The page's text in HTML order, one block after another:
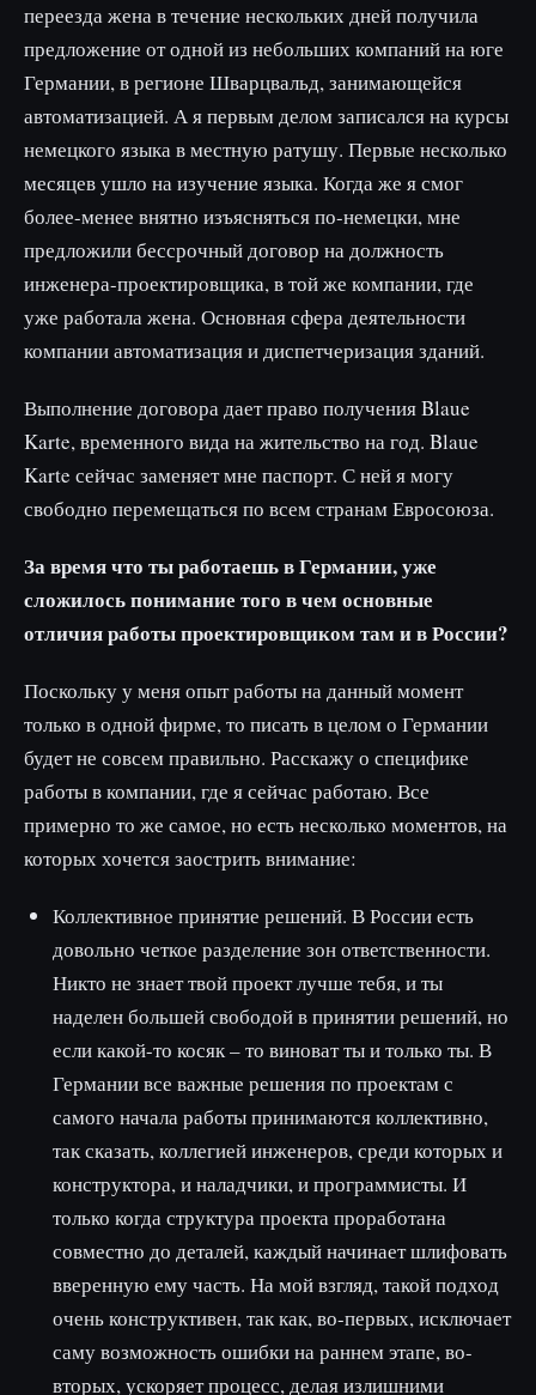
переезда жена в течение нескольких дней получила
предложение от одной из небольших компаний на юге
Германии, в регионе Шварцвальд, занимающейся
автоматизацией. А я первым делом записался на курсы
немецкого языка в местную ратушу. Первые несколько
месяцев ушло на изучение языка. Когда же я смог
более-менее внятно изъясняться по-немецки, мне
предложили бессрочный договор на должность
инженера-проектировщика, в той же компании, где
уже работала жена. Основная сфера деятельности
компании автоматизация и диспетчеризация зданий.
Выполнение договора дает право получения Blaue
Karte, временного вида на жительство на год. Blaue
Karte сейчас заменяет мне паспорт. С ней я могу
свободно перемещаться по всем странам Евросоюза.
За время что ты работаешь в Германии, уже
сложилось понимание того в чем основные
отличия работы проектировщиком там и в России?
Поскольку у меня опыт работы на данный момент
только в одной фирме, то писать в целом о Германии
будет не совсем правильно. Расскажу о специфике
работы в компании, где я сейчас работаю. Все
примерно то же самое, но есть несколько моментов, на
которых хочется заострить внимание:
Коллективное принятие решений. В России есть
довольно четкое разделение зон ответственности.
Никто не знает твой проект лучше тебя, и ты
наделен большей свободой в принятии решений, но
если какой-то косяк – то виноват ты и только ты. В
Германии все важные решения по проектам с
самого начала работы принимаются коллективно,
так сказать, коллегией инженеров, среди которых и
конструктора, и наладчики, и программисты. И
только когда структура проекта проработана
совместно до деталей, каждый начинает шлифовать
вверенную ему часть. На мой взгляд, такой подход
очень конструктивен, так как, во-первых, исключает
саму возможность ошибки на раннем этапе, во-
вторых, ускоряет процесс, делая излишними